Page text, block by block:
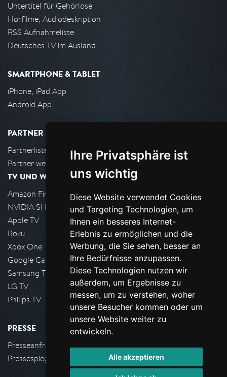
Ihre Privatsphäre ist
uns wichtig
Diese Website verwendet Cookies
und Targeting Technologien, um
Ihnen ein besseres Internet-
Erlebnis zu ermöglichen und die
Werbung, die Sie sehen, besser an
Ihre Bedürfnisse anzupassen.
Diese Technologien nutzen wir
außerdem, um Ergebnisse zu
messen, um zu verstehen, woher
unsere Besucher kommen oder um
unsere Website weiter zu
entwickeln.
Alle akzeptieren
Untertitel für Gehörlose
Hörfilme, Audiodeskription
RSS Aufnahmeliste
Deutsches TV im Ausland
SMARTPHONE & TABLET
iPhone, iPad App
Android App
PARTNER
Partnerliste
Partner werden
TV UND WOHNZIMMER
Amazon FireTV
NVIDIA SHIELD, Google TV
Apple TV
Roku
Xbox One
Google Cast
Samsung TV
LG TV
Philips TV
PRESSE
Presseanfrage stellen
Pressespiegel